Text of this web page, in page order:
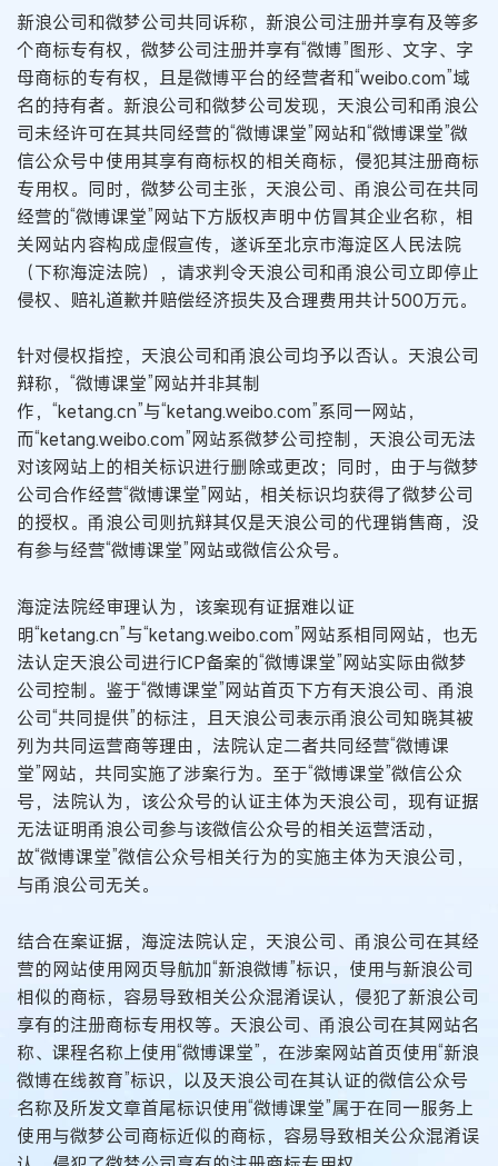
新浪公司和微梦公司共同诉称，新浪公司注册并享有及等多
个商标专有权，微梦公司注册并享有“微博”图形、文字、字
母商标的专有权，且是微博平台的经营者和“weibo.com”域
名的持有者。新浪公司和微梦公司发现，天浪公司和甬浪公
司未经许可在其共同经营的“微博课堂”网站和“微博课堂”微
信公众号中使用其享有商标权的相关商标，侵犯其注册商标
专用权。同时，微梦公司主张，天浪公司、甬浪公司在共同
经营的“微博课堂”网站下方版权声明中仿冒其企业名称，相
关网站内容构成虚假宣传，遂诉至北京市海淀区人民法院
（下称海淀法院），请求判令天浪公司和甬浪公司立即停止
侵权、赔礼道歉并赔偿经济损失及合理费用共计500万元。
针对侵权指控，天浪公司和甬浪公司均予以否认。天浪公司
辩称，“微博课堂”网站并非其制
作，“ketang.cn”与“ketang.weibo.com”系同一网站，
而“ketang.weibo.com”网站系微梦公司控制，天浪公司无法
对该网站上的相关标识进行删除或更改；同时，由于与微梦
公司合作经营“微博课堂”网站，相关标识均获得了微梦公司
的授权。甬浪公司则抗辩其仅是天浪公司的代理销售商，没
有参与经营“微博课堂”网站或微信公众号。
海淀法院经审理认为，该案现有证据难以证
明“ketang.cn”与“ketang.weibo.com”网站系相同网站，也无
法认定天浪公司进行ICP备案的“微博课堂”网站实际由微梦
公司控制。鉴于“微博课堂”网站首页下方有天浪公司、甬浪
公司“共同提供”的标注，且天浪公司表示甬浪公司知晓其被
列为共同运营商等理由，法院认定二者共同经营“微博课
堂”网站，共同实施了涉案行为。至于“微博课堂”微信公众
号，法院认为，该公众号的认证主体为天浪公司，现有证据
无法证明甬浪公司参与该微信公众号的相关运营活动，
故“微博课堂”微信公众号相关行为的实施主体为天浪公司，
与甬浪公司无关。
结合在案证据，海淀法院认定，天浪公司、甬浪公司在其经
营的网站使用网页导航加“新浪微博”标识，使用与新浪公司
相似的商标，容易导致相关公众混淆误认，侵犯了新浪公司
享有的注册商标专用权等。天浪公司、甬浪公司在其网站名
称、课程名称上使用“微博课堂”，在涉案网站首页使用“新浪
微博在线教育”标识，以及天浪公司在其认证的微信公众号
名称及所发文章首尾标识使用“微博课堂”属于在同一服务上
使用与微梦公司商标近似的商标，容易导致相关公众混淆误